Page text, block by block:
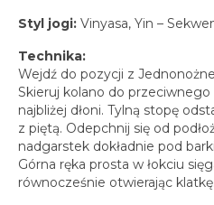
Styl jogi: Vinyasa, Yin –
Technika:
Wejdź do pozycji z
Skieruj kolano do
najbliżej dłoni. Tylną stopę
z piętą. Odepchnij się od
nadgarstek dokładnie pod
Górna ręka prosta w łokciu
równocześnie otwierając